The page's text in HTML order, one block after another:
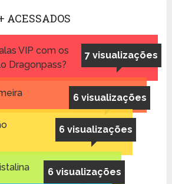
ACESSADOS
7 visualizações
VIP com os
Dragonpass?
6 visualizações
6 visualizações
6 visualizações